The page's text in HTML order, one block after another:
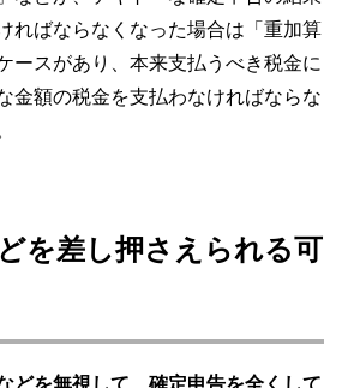
ればならなくなった場合は「重加算
ースがあり、本来支払うべき税金に
金額の税金を支払わなければならな
を差し押さえられる可